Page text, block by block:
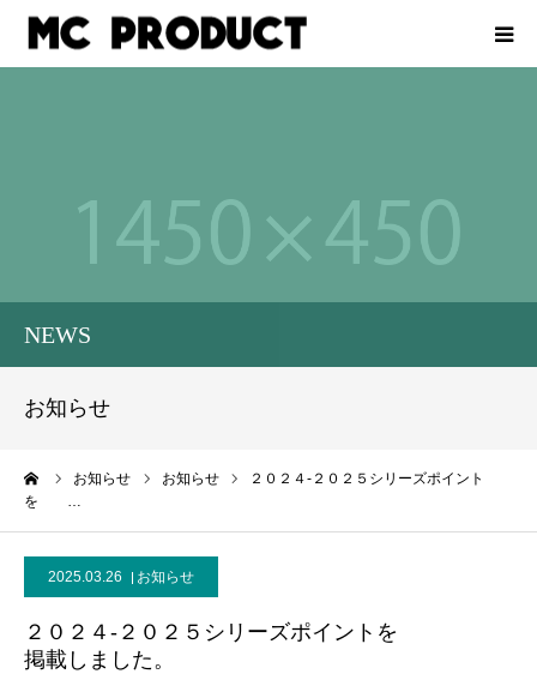
NEWS
お知らせ
お知らせ お知らせ
２０２４-２０２５シリーズポイント
を …
2025.03.26 お知らせ
２０２４-２０２５シリーズポイントを
掲載しました。
イベントをお考えの企業様
レース計測業務